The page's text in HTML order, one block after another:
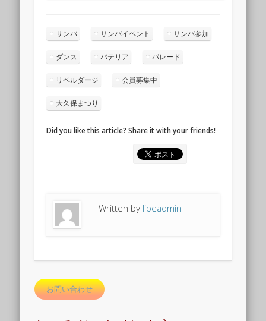
サンバ サンバイベント サンバ参加
ダンス バテリア パレード
リベルダージ 会員募集中
大久保まつり
Did you like this article? Share it with your friends!
Written by libeadmin
お問い合わせ